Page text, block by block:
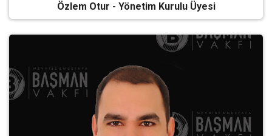
Özlem Otur - Yönetim Kurulu Üyesi